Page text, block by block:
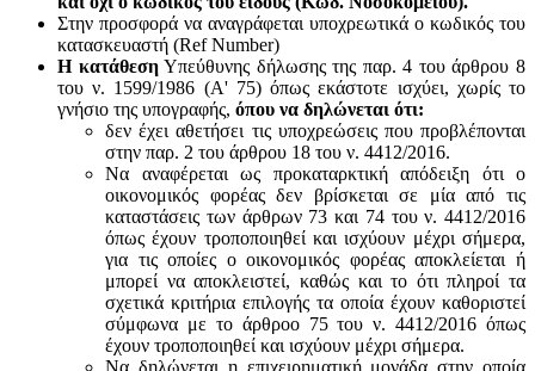
Στην προσφορά να αναγράφεται υποχρεωτικά ο κωδικός του
κατασκευαστή (Ref Number)
Η κατάθεσηΥπεύθυνης δήλωσης της παρ. 4 του άρθρου 8
του ν. 1599/1986 (Α' 75) όπως εκάστοτε ισχύει, χωρίς το
γνήσιο της υπογραφής, όπου να δηλώνεται ότι:
δεν έχει αθετήσει τις υποχρεώσεις που προβλέπονται
στην παρ. 2 του άρθρου 18 του ν. 4412/2016.
Να αναφέρεται ως προκαταρκτική απόδειξη ότι ο
οικονομικός φορέας δεν βρίσκεται σε μία από τις
καταστάσεις των άρθρων 73 και 74 του ν. 4412/2016
όπως έχουν τροποποιηθεί και ισχύουν μέχρι σήμερα,
για τις οποίες ο οικονομικός φορέας αποκλείεται ή
μπορεί να αποκλειστεί, καθώς και το ότι πληροί τα
σχετικά κριτήρια επιλογής τα οποία έχουν καθοριστεί
σύμφωνα με τo άρθροo 75 του ν. 4412/2016 όπως
έχουν τροποποιηθεί και ισχύουν μέχρι σήμερα.
Να δηλώνεται η επιχειρηματική μονάδα στην οποία